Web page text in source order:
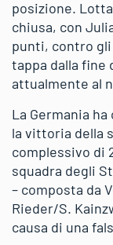
posizione.
chiusa, con
punti, contro gli
tappa dalla fine
attualmente al
La Germania
la vittoria della
complessivo di
squadra degli
– composta da
Rieder/S.
causa di una